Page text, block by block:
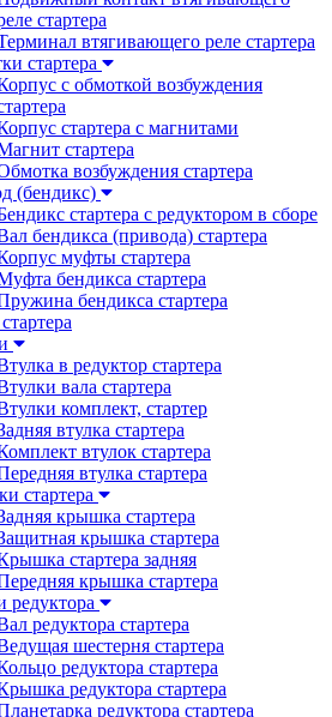
стартера
втягивающего реле стартера
стартера
с обмоткой возбуждения
стартера с магнитами
стартера
возбуждения стартера
(бендикс)
стартера с редуктором в сборе
бендикса (привода) стартера
муфты стартера
бендикса стартера
бендикса стартера
в редуктор стартера
вала стартера
комплект, стартер
втулка стартера
втулок стартера
втулка стартера
стартера
крышка стартера
крышка стартера
стартера задняя
крышка стартера
редуктора
редуктора стартера
шестерня стартера
редуктора стартера
редуктора стартера
редуктора стартера